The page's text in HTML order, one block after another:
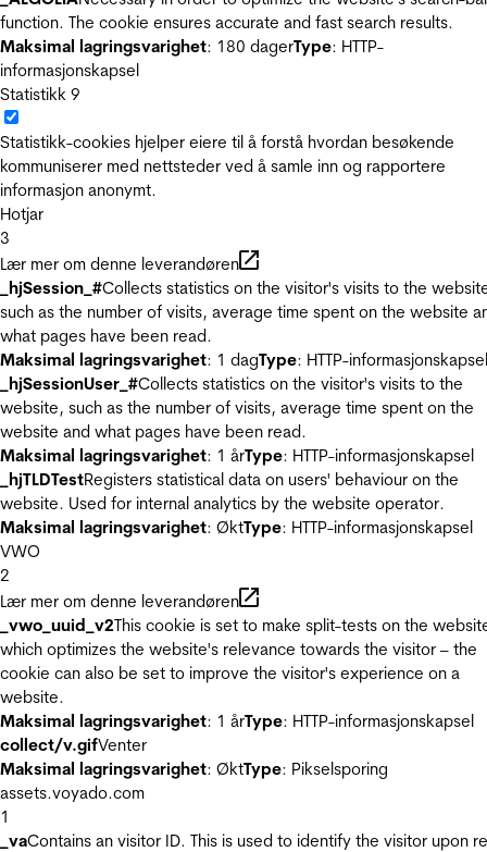
function. The cookie ensures accurate and fast search results.
Maksimal lagringsvarighet: 180 dagerType: HTTP-
informasjonskapsel
Statistikk 9
Statistikk-cookies hjelper eiere til å forstå hvordan besøkende
kommuniserer med nettsteder ved å samle inn og rapportere
informasjon anonymt.
Hotjar
3
Lær mer om denne leverandøren
_hjSession_#Collects statistics on the visitor's visits to the
such as the number of visits, average time spent on the website
what pages have been read.
Maksimal lagringsvarighet: 1 dagType: HTTP-informasjonskapsel
_hjSessionUser_#Collects statistics on the visitor's visits to the
website, such as the number of visits, average time spent on the
website and what pages have been read.
Maksimal lagringsvarighet: 1 årType: HTTP-informasjonskapsel
_hjTLDTestRegisters statistical data on users' behaviour on the
website. Used for internal analytics by the website operator.
Maksimal lagringsvarighet: ØktType: HTTP-informasjonskapsel
VWO
2
Lær mer om denne leverandøren
_vwo_uuid_v2This cookie is set to make split-tests on the
which optimizes the website's relevance towards the visitor – the
cookie can also be set to improve the visitor's experience on a
website.
Maksimal lagringsvarighet: 1 årType: HTTP-informasjonskapsel
collect/v.gifVenter
Maksimal lagringsvarighet: ØktType: Pikselsporing
assets.voyado.com
1
_vaContains an visitor ID. This is used to identify the visitor upon